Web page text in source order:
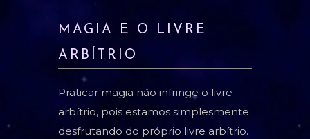
MAGIA E O LIVRE
ARBÍTRIO
Praticar magia não infringe o livre
arbítrio, pois estamos simplesmente
desfrutando do próprio livre arbítrio.